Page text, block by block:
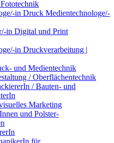
in Druck Medientechnologe/-
in Digital und Print
in Druckverarbeitung |
und Medientechnik
/ Oberflächentechnik
/ Bauten- und
Marketing
und Polster-
für